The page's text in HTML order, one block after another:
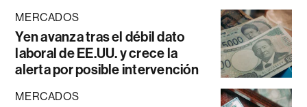
MERCADOS
Yen avanza tras el débil dato
laboral de EE.UU. y crece la
alerta por posible intervención
MERCADOS